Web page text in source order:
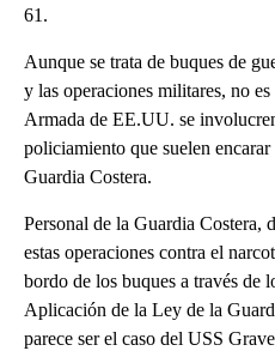
61.
Aunque se trata de buques de
y las operaciones militares, no
Armada de EE.UU. se
policiamiento que suelen
Guardia Costera.
Personal de la Guardia Costera,
estas operaciones contra el
bordo de los buques a través de
Aplicación de la Ley de la
parece ser el caso del USS